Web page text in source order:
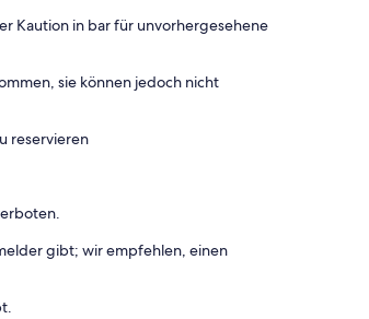
Kaution in bar für unvorhergesehene
sie können jedoch nicht
reservieren
gibt; wir empfehlen, einen